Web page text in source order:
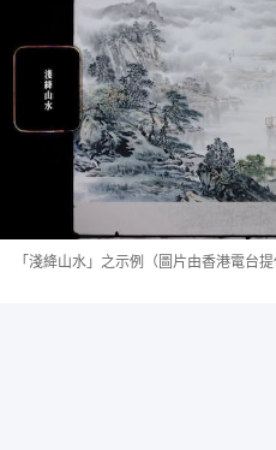
「淺絳山水」之示例（圖片由香港電台提